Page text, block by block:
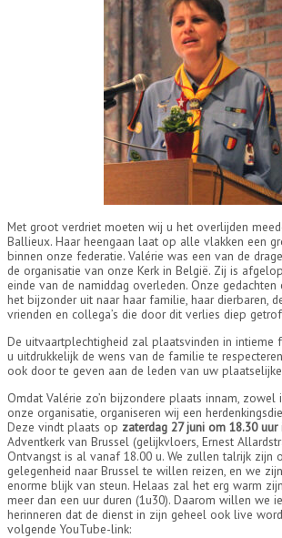
Met groot verdriet moeten wij u het overlijden
Ballieux. Haar heengaan laat op alle vlakken een
binnen onze federatie. Valérie was een van de
de organisatie van onze Kerk in België. Zij is
einde van de namiddag overleden. Onze gedachten
het bijzonder uit naar haar familie, haar dierbaren,
vrienden en collega’s die door dit verlies diep
De uitvaartplechtigheid zal plaatsvinden in intieme
u uitdrukkelijk de wens van de familie te
ook door te geven aan de leden van uw
Omdat Valérie zo’n bijzondere plaats innam,
onze organisatie, organiseren wij een
Deze vindt plaats op zaterdag 27 juni om 18.30 uur
Adventkerk van Brussel (gelijkvloers, Ernest
Ontvangst is al vanaf 18.00 u. We zullen talrijk zijn
gelegenheid naar Brussel te willen reizen, en we
enorme blijk van steun. Helaas zal het erg warm
meer dan een uur duren (1u30). Daarom willen we
herinneren dat de dienst in zijn geheel ook live
volgende YouTube-link: